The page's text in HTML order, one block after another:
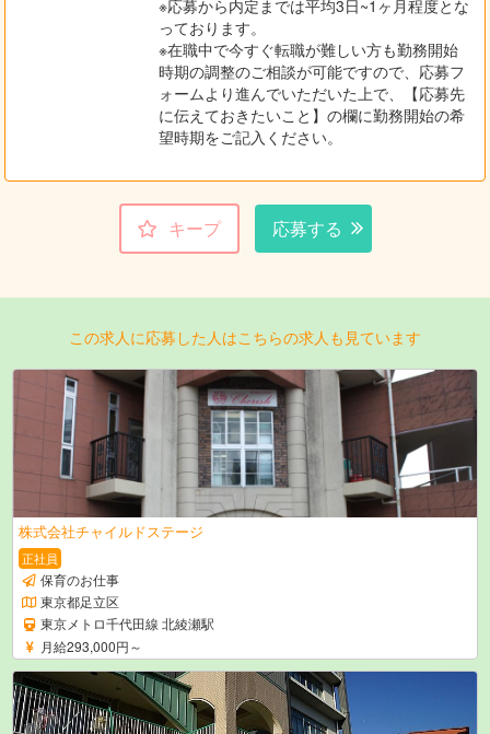
※応募から内定までは平均3日~1ヶ月程度とな
っております。
※在職中で今すぐ転職が難しい方も勤務開始
時期の調整のご相談が可能ですので、応募フ
ォームより進んでいただいた上で、【応募先
に伝えておきたいこと】の欄に勤務開始の希
望時期をご記入ください。
キープ 応募する
この求人に応募した人はこちらの求人も見ています
株式会社チャイルドステージ
正社員
保育のお仕事
東京都足立区
東京メトロ千代田線 北綾瀬駅
月給293,000円～